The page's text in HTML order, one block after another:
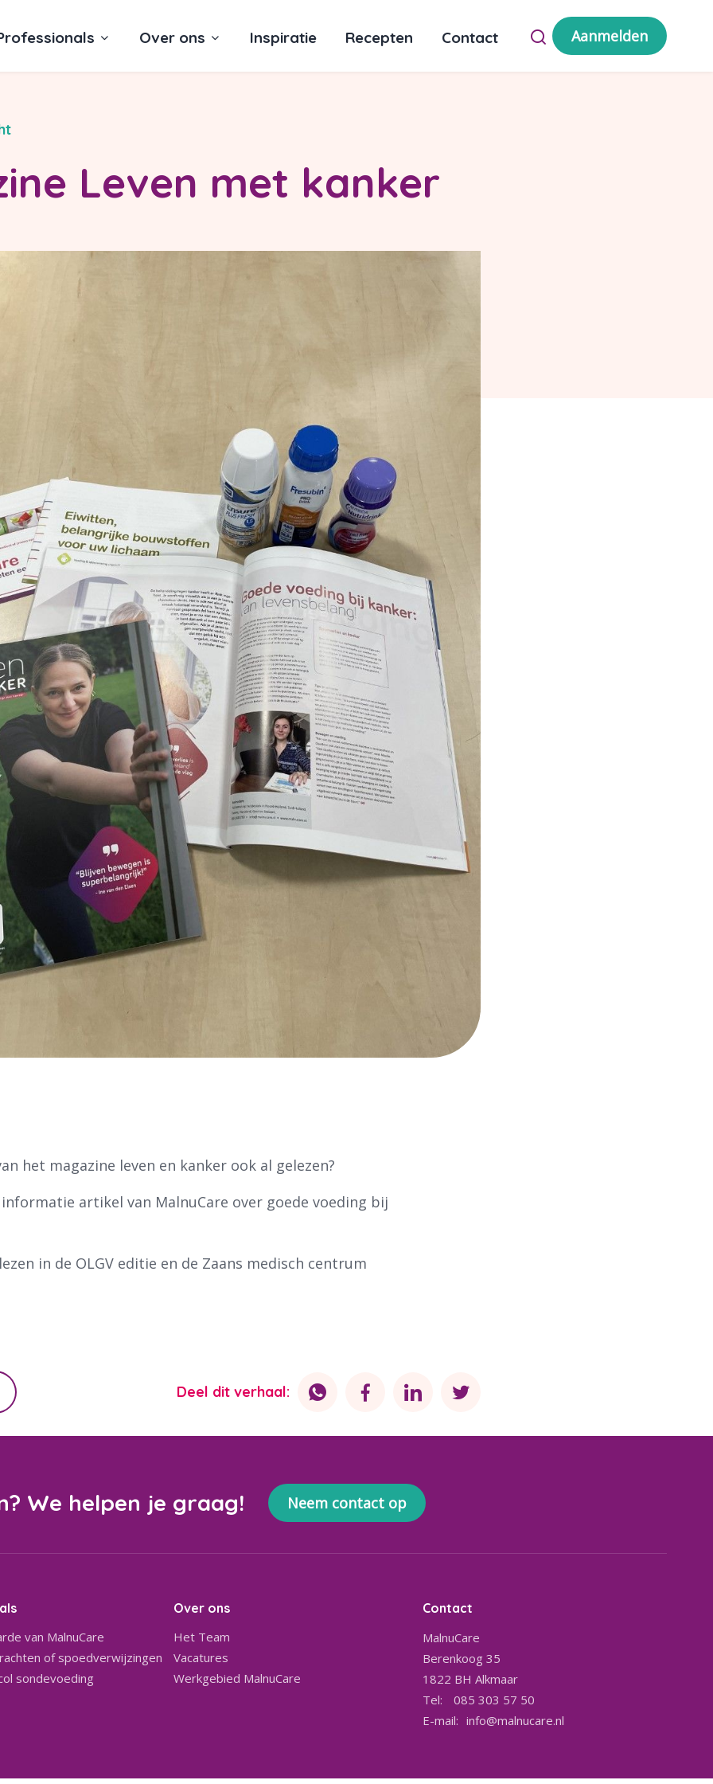
Over ons Inspiratie Recepten Contact Aanmelden
je naar op zoek?
Leven met kanker
het magazine leven en kanker ook al gelezen?
artikel van MalnuCare over goede voeding bij
in de OLGV editie en de Zaans medisch centrum
Deel dit verhaal:
We helpen je graag! Neem contact op
van MalnuCare
of spoedverwijzingen
sondevoeding
Over ons
Het Team
Vacatures
Werkgebied MalnuCare
Contact
MalnuCare
Berenkoog 35
1822 BH Alkmaar
Tel:
085 303 57 50
E-mail: info@malnucare.nl